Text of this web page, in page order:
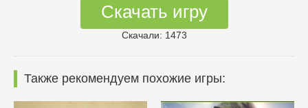
Скачать игру
Скачали: 1473
Также рекомендуем похожие игры: